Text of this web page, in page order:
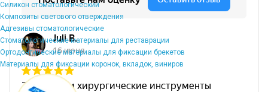
Силикон стоматологический
Композиты светового отверждения
Адгезивы стоматологические
Стоматологические материалы для реставрации
Ортодонтические материалы для фиксации брекетов
Материалы для фиксации коронок, вкладок, виниров